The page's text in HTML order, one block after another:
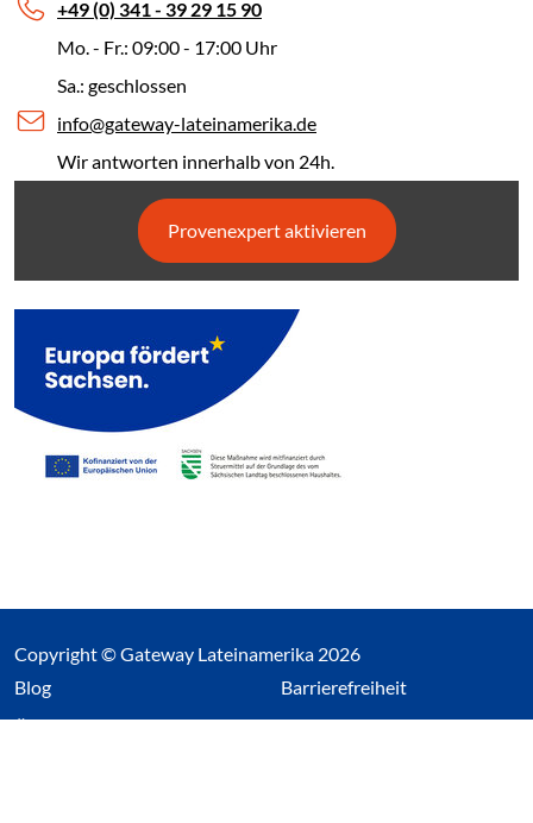
+49 (0) 341 - 39 29 15 90
Mo. - Fr.: 09:00 - 17:00 Uhr
Sa.: geschlossen
info@gateway-lateinamerika.de
Wir antworten innerhalb von 24h.
Provenexpert aktivieren
Copyright © Gateway Lateinamerika 2026
Blog(Link öffnet einen neuen Tab)
Über uns
Barrierefreiheit
Impressum